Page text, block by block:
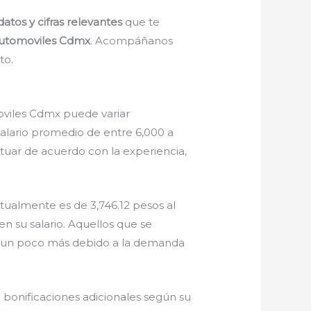
y cifras relevantesque te
Cdmx. Acompáñanos
Cdmx puede variar
promedio de entre 6,000 a
de acuerdo con la experiencia,
es de 3,746.12 pesos al
su salario. Aquellos que se
poco más debido a la demanda
adicionales según su